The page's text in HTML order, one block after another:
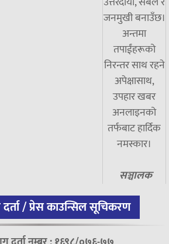
जनमुखी बनाउँछ।
अन्तमा
तपाईंहरूको
निरन्तर साथ रहने
अपेक्षासाथ,
उपहार खबर
अनलाइनको
तर्फबाट हार्दिक
नमस्कार।
सञ्चालक
/ प्रेस काउन्सिल सूचिकरण